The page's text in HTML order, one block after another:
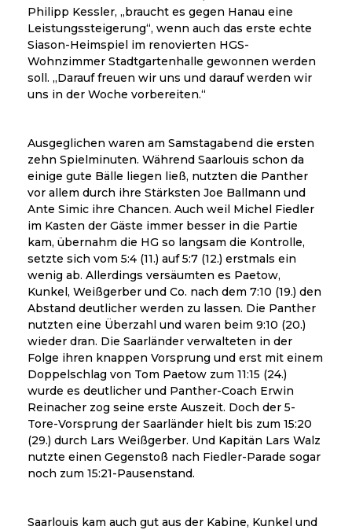
Philipp Kessler, „braucht es gegen Hanau eine
Leistungssteigerung“, wenn auch das erste echte
Siason-Heimspiel im renovierten HGS-
Wohnzimmer Stadtgartenhalle gewonnen werden
soll. „Darauf freuen wir uns und darauf werden wir
uns in der Woche vorbereiten.“
Ausgeglichen waren am Samstagabend die ersten
zehn Spielminuten. Während Saarlouis schon da
einige gute Bälle liegen ließ, nutzten die Panther
vor allem durch ihre Stärksten Joe Ballmann und
Ante Simic ihre Chancen. Auch weil Michel Fiedler
im Kasten der Gäste immer besser in die Partie
kam, übernahm die HG so langsam die Kontrolle,
setzte sich vom 5:4 (11.) auf 5:7 (12.) erstmals ein
wenig ab. Allerdings versäumten es Paetow,
Kunkel, Weißgerber und Co. nach dem 7:10 (19.) den
Abstand deutlicher werden zu lassen. Die Panther
nutzten eine Überzahl und waren beim 9:10 (20.)
wieder dran. Die Saarländer verwalteten in der
Folge ihren knappen Vorsprung und erst mit einem
Doppelschlag von Tom Paetow zum 11:15 (24.)
wurde es deutlicher und Panther-Coach Erwin
Reinacher zog seine erste Auszeit. Doch der 5-
Tore-Vorsprung der Saarländer hielt bis zum 15:20
(29.) durch Lars Weißgerber. Und Kapitän Lars Walz
nutzte einen Gegenstoß nach Fiedler-Parade sogar
noch zum 15:21-Pausenstand.
Saarlouis kam auch gut aus der Kabine, Kunkel und